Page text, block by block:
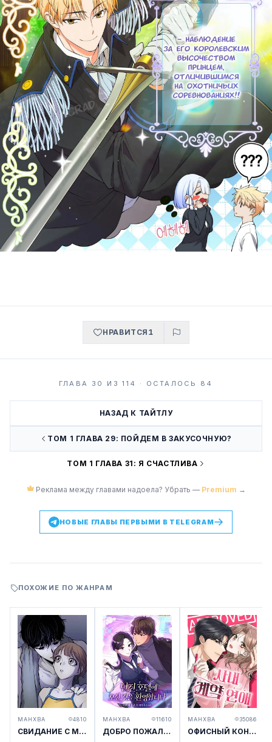
НРАВИТСЯ 1
ГЛАВА 30 ИЗ 114 · ОСТАЛОСЬ 84
НАЗАД К ТАЙТЛУ
ТОМ 1 ГЛАВА 29: ПОЙДЕМ В ЗАКУСОЧНУЮ?
ТОМ 1 ГЛАВА 31: Я СЧАСТЛИВА
Реклама между главами надоела? Убрать — Premium →
НОВЫЕ ГЛАВЫ ПЕРВЫМИ В TELEGRAM
ПОХОЖИЕ ПО ЖАНРАМ
МАНХВА 4810
СВИДАНИЕ С МРАЧНЫМ ЗАДРОТОМ
МАНХВА 11610
ДОБРО ПОЖАЛОВАТЬ В ОТЕЛЬ-ПОДЗЕМЕЛЬЕ
МАНХВА 35086
ОФИСНЫЙ КОНТРАКТНЫЙ РОМАН